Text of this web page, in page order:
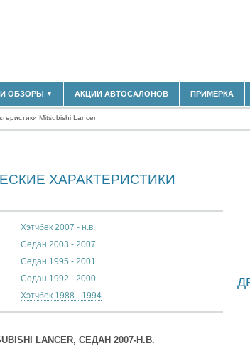
ОБЗОРЫ ▼
И АВТОСАЛОНЫ
АКЦИИ АВТОСАЛОНОВ ПРИМЕРКА
Mitsubishi Lancer
ХАРАКТЕРИСТИКИ
Хэтчбек 2007 - н.в.
Седан 2003 - 2007
Седан 1995 - 2001
Седан 1992 - 2000
Хэтчбек 1988 - 1994
LANCER, СЕДАН 2007-Н.В.